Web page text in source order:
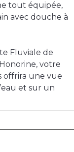
tout équipée,
avec douche à
Fluviale de
votre
offrira une vue
et sur un